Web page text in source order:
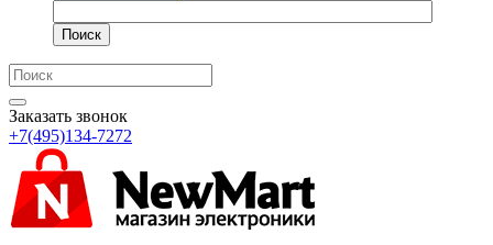
Поиск
Заказать звонок
+7(495)134-7272